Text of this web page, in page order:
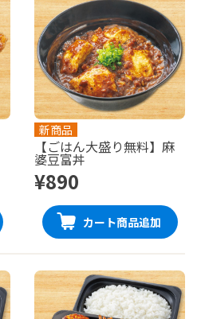
新商品
【ごはん大盛り無料】麻
婆豆富丼
¥890
カート商品追加